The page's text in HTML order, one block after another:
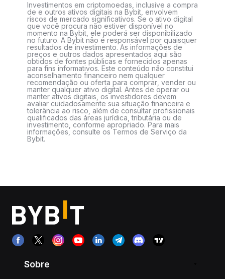
Investimentos em criptomoedas, inclusive a compra
de e outros ativos digitais na Bybit, envolvem
riscos de mercado significativos. Se o ativo digital
que você procura não estiver disponível no
momento na Bybit, ele poderá ser disponibilizado
no futuro. A Bybit não é responsável por quaisquer
resultados de investimento. As informações de
preços e outros dados apresentados aqui são
obtidos de fontes públicas e fornecidos apenas
para fins informativos. Este conteúdo não constitui
aconselhamento financeiro nem qualquer
recomendação ou oferta para comprar, vender ou
manter qualquer ativo digital. Antes de operar ou
manter ativos digitais, os investidores devem
avaliar cuidadosamente sua situação financeira e
tolerância ao risco, além de consultar profissionais
qualificados das áreas jurídica, tributária ou de
investimento, conforme apropriado. Para mais
informações, consulte os Termos de Serviço da
Bybit.
Sobre